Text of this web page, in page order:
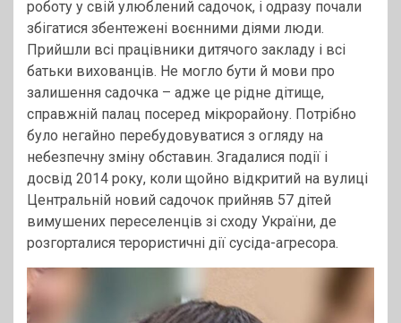
роботу у свій улюблений садочок, і одразу почали
збігатися збентежені воєнними діями люди.
Прийшли всі працівники дитячого закладу і всі
батьки вихованців. Не могло бути й мови про
залишення садочка – адже це рідне дітище,
справжній палац посеред мікрорайону. Потрібно
було негайно перебудовуватися з огляду на
небезпечну зміну обставин. Згадалися події і
досвід 2014 року, коли щойно відкритий на вулиці
Центральній новий садочок прийняв 57 дітей
вимушених переселенців зі сходу України, де
розгорталися терористичні дії сусіда-агресора.